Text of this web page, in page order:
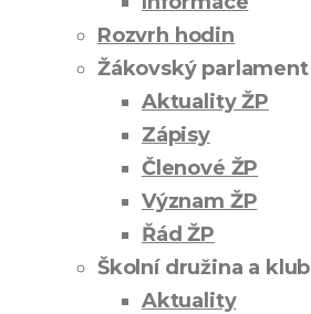
Rozvrh hodin
Žákovský parlament
Aktuality ŽP
Zápisy
Členové ŽP
Význam ŽP
Řád ŽP
Školní družina a klub
Aktuality